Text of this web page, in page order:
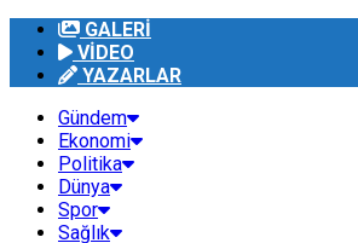
GALERİ
VİDEO
YAZARLAR
Gündem
Ekonomi
Politika
Dünya
Spor
Sağlık